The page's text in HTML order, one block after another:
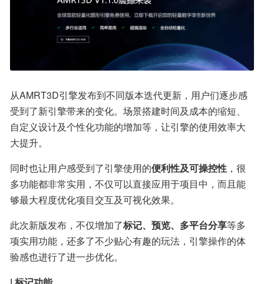
从AMRT3D引擎发布到不同版本迭代更新，用户们逐步感
受到了新引擎带来的变化。场景搭建时间及成本的缩短、
自定义设计及个性化功能的增加等，让引擎的使用效率大
大提升。
同时也让用户感受到了引擎使用的便利性及可操控性 ，很
多功能都非常实用，不仅可以直接应用于项目中，而且能
够最大程度优化项目交互及可视化效果。
此次新版发布，不仅增加了标记、预览、多平台分享等多
项实用功能，还多了不少贴心有趣的玩法，引擎操作的体
验感也进行了进一步优化。